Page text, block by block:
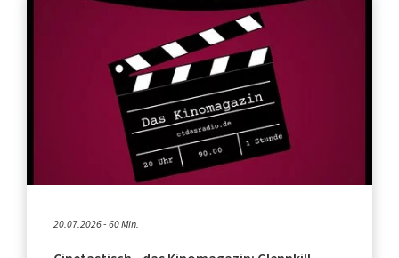
20.07.2026 - 60 Min.